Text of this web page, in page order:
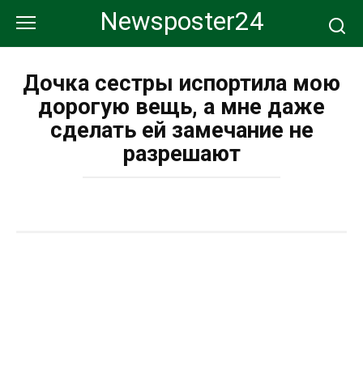
контенту
Newsposter24
Дочка сестры испортила мою
дорогую вещь, а мне даже
сделать ей замечание не
разрешают